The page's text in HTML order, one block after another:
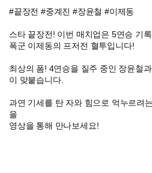
#끝장전 #중계진 #장윤철 #이제동
스타 끝장전! 이번 매치업은 5연승 기
폭군 이제동의 프저전 혈투입니다!
최상의 폼! 4연승을 질주 중인 장윤철
이 맞붙습니다.
과연 기세를 탄 자와 힘으로 억누르려
을
영상을 통해 만나보세요!